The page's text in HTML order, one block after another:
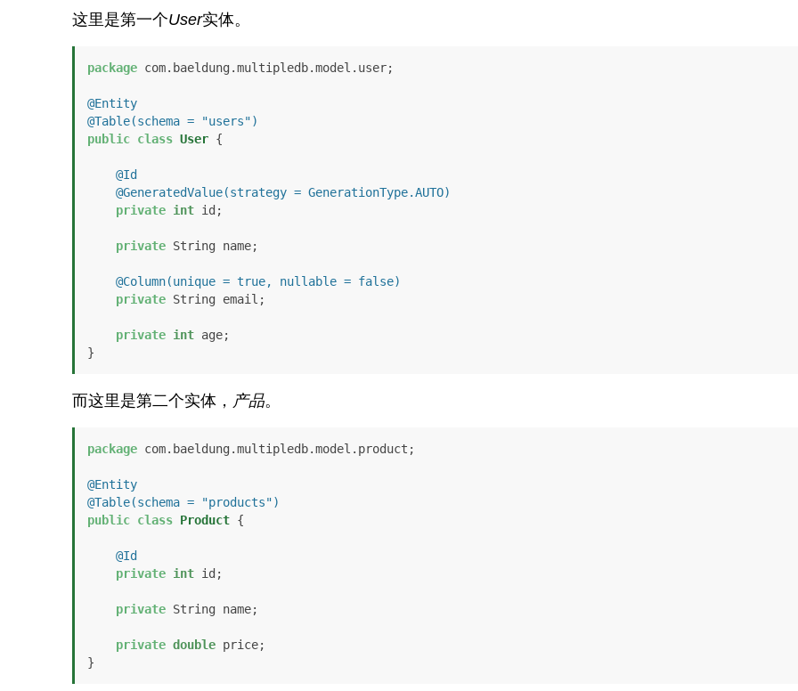
这里是第一个User实体。
package com.baeldung.multipledb.model.user;
@Entity
@Table(schema = "users")
public class User {
@Id
@GeneratedValue(strategy = GenerationType.AUTO)
private int id;
private String name;
@Column(unique = true, nullable = false)
private String email;
private int age;
}
而这里是第二个实体， 产品。
package com.baeldung.multipledb.model.product;
@Entity
@Table(schema = "products")
public class Product {
@Id
private int id;
private String name;
private double price;
}